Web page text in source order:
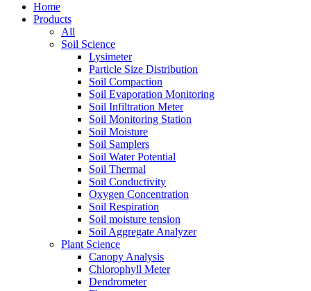
Home
Products
All
Soil Science
Lysimeter
Particle Size Distribution
Soil Compaction
Soil Evaporation Monitoring
Soil Infiltration Meter
Soil Monitoring Station
Soil Moisture
Soil Samplers
Soil Water Potential
Soil Thermal
Soil Conductivity
Oxygen Concentration
Soil Respiration
Soil moisture tension
Soil Aggregate Analyzer
Plant Science
Canopy Analysis
Chlorophyll Meter
Dendrometer